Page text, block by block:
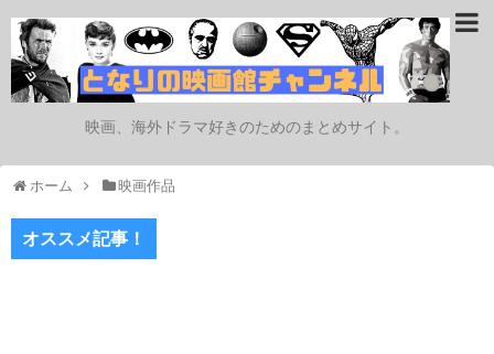
映画、海外ドラマ好きのためのまとめサイト。
ホーム 映画作品
オススメ記事！